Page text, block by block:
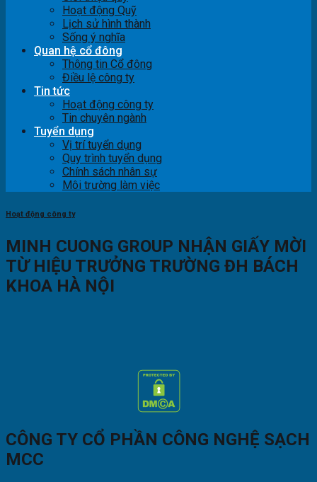
Hoạt động Quỹ
Lịch sử hình thành
Sống ý nghĩa
Quan hệ cổ đông
Thông tin Cổ đông
Điều lệ công ty
Tin tức
Hoạt động công ty
Tin chuyên ngành
Tuyển dụng
Vị trí tuyển dụng
Quy trình tuyển dụng
Chính sách nhân sự
Môi trường làm việc
Hoạt động công ty
MINH CUONG GROUP NHẬN GIẤY MỜI
TỪ HIỆU TRƯỞNG TRƯỜNG ĐH BÁCH
KHOA HÀ NỘI
CÔNG TY CỔ PHẦN CÔNG NGHỆ SẠCH
MCC